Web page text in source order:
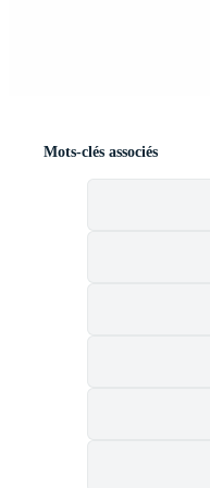
Mots-clés associés